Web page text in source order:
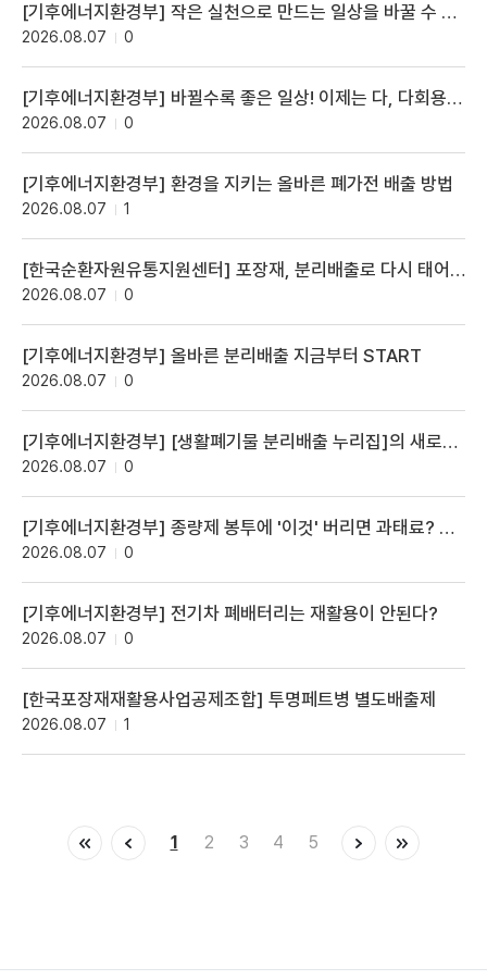
[기후에너지환경부] 작은 실천으로 만드는 일상을 바꿀 수 있어요! 플라스틱 바뀔수록 좋은일상
2026.08.07 0
[기후에너지환경부] 바뀔수록 좋은 일상! 이제는 다, 다회용기로
2026.08.07 0
[기후에너지환경부] 환경을 지키는 올바른 폐가전 배출 방법
2026.08.07 1
[한국순환자원유통지원센터] 포장재, 분리배출로 다시 태어납니다!
2026.08.07 0
[기후에너지환경부] 올바른 분리배출 지금부터 START
2026.08.07 0
[기후에너지환경부] [생활폐기물 분리배출 누리집]의 새로운 이름을 지어주세요!
2026.08.07 0
[기후에너지환경부] 종량제 봉투에 '이것' 버리면 과태료? 사실은 이렇습니다
2026.08.07 0
[기후에너지환경부] 전기차 폐배터리는 재활용이 안된다?
2026.08.07 0
[한국포장재재활용사업공제조합] 투명페트병 별도배출제
2026.08.07 1
1 2 3 4 5